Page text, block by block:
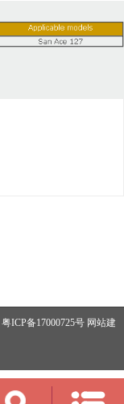
粤ICP备17000725号 网站建